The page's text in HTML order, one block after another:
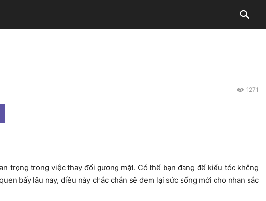
1271
trọng trong việc thay đổi gương mặt. Có thể bạn đang để kiểu tóc không
bấy lâu nay, điều này chắc chắn sẽ đem lại sức sống mới cho nhan sắc